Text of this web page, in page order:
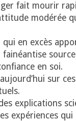
fait mourir
modérée
en excès
fainéantise
en soi.
sur
explications
expériences